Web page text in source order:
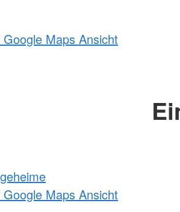
Maps Ansicht
Maps Ansicht